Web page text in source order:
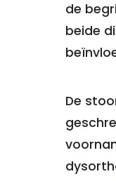
de
beide
De